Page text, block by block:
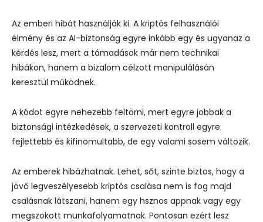
Az emberi hibát használják ki. A kriptós felhasználói
élmény és az AI-biztonság egyre inkább egy és ugyanaz a
kérdés lesz, mert a támadások már nem technikai
hibákon, hanem a bizalom célzott manipulálásán
keresztül működnek.
A kódot egyre nehezebb feltörni, mert egyre jobbak a
biztonsági intézkedések, a szervezeti kontroll egyre
fejlettebb és kifinomultabb, de egy valami sosem változik.
Az emberek hibázhatnak. Lehet, sőt, szinte biztos, hogy a
jövő legveszélyesebb kriptós csalása nem is fog majd
csalásnak látszani, hanem egy hsznos appnak vagy egy
megszokott munkafolyamatnak. Pontosan ezért lesz